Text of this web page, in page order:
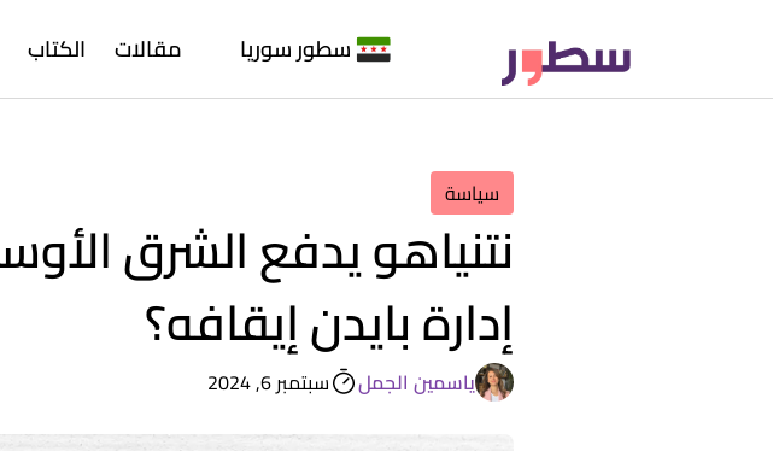
سطور سوريا مقالات الكتاب
سياسة
نتنياهو يدفع الشرق
إدارة بايدن إيقافه؟
ياسمين الجمل سبتمبر 6, 2024